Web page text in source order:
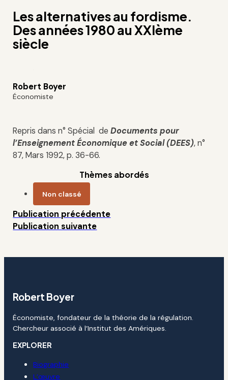
Les alternatives au fordisme.
Des années 1980 au XXIème
siècle
Robert Boyer
Économiste
Repris dans n° Spécial deDocuments pour
l’Enseignement Économique et Social (DEES), n°
87, Mars 1992, p. 36-66.
Thèmes abordés
Non classé
Publication précédente
Publication suivante
Robert Boyer
Économiste, fondateur de la théorie de la régulation.
Chercheur associé à l’Institut des Amériques.
EXPLORER
Biographie
L’œuvre